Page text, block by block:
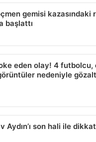
gemisi kazasındaki
başlattı
eden olay! 4
nedeniyle
Aydın’ı son hali ile